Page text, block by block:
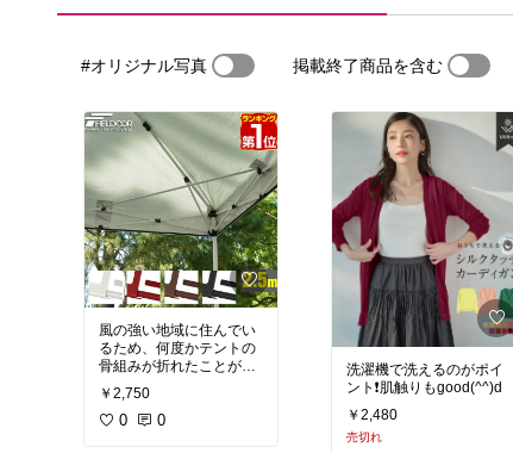
#オリジナル写真 掲載終了商品を含む
風の強い地域に住んでい
るため、何度かテントの
骨組みが折れたことがあ
ります。
これはあった方がいいか
もと思って購入してみま
￥2,750
0 0
洗濯機で洗えるのがポイ
ント❗肌触りもgood(^^)d
￥2,480
売切れ